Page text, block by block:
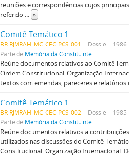
reuniões e correspondências cujos
referido ... »
Comitê Temático 1
BR RJMRAHI MC-CEC-PCS-001 Dossiê
Parte de Memória da Constituinte
Reúne documentos relativos ao Comitê
Ordem Constitucional. Organização
textos com emendas, pareceres e relatórios
Comitê Temático 1
BR RJMRAHI MC-CEC-PCS-002 Dossiê
Parte de Memória da Constituinte
Reúne documentos relativos a
utilizados nas discussões do Comitê
Constitucional. Organização Internacional.